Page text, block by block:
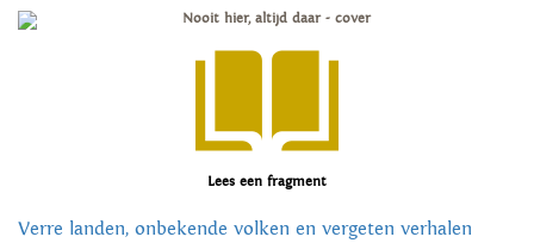
Lees een fragment
Verre landen, onbekende volken en vergeten verhalen